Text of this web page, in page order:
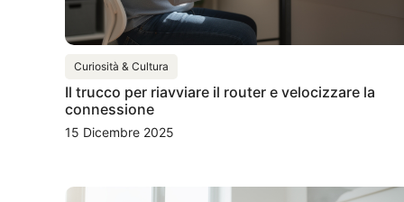
Curiosità & Cultura
Il trucco per riavviare il router e velocizzare la
connessione
15 Dicembre 2025